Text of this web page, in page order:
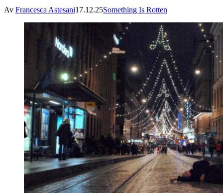
Av Francesca Astesani17.12.25Something Is Rotten